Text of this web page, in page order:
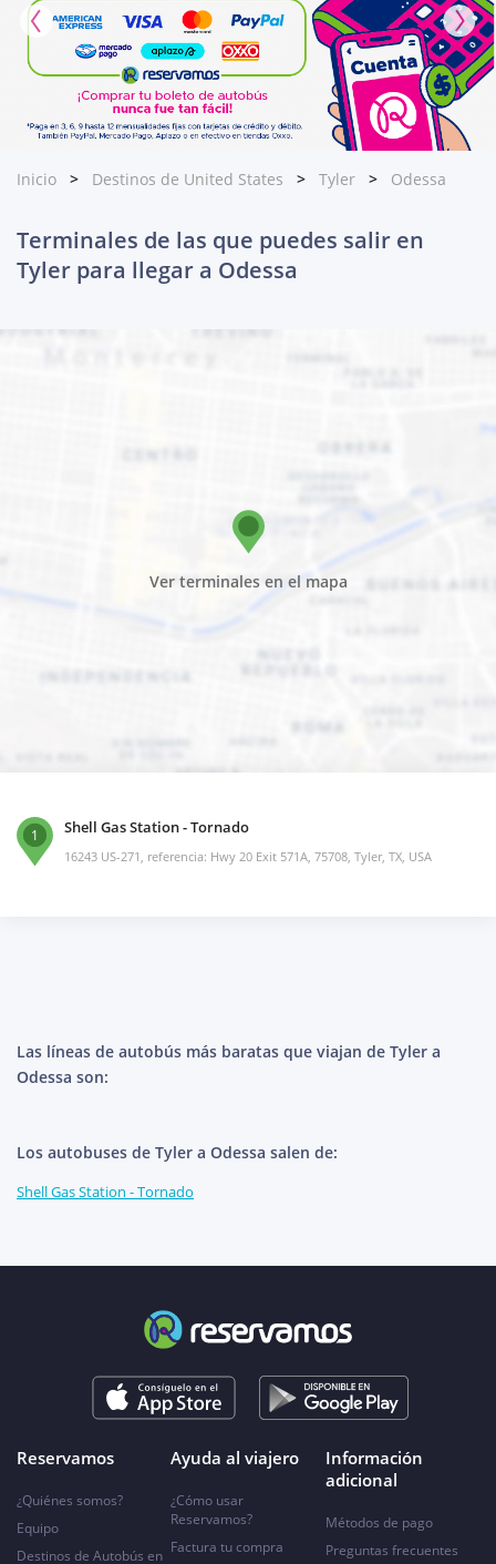
Inicio Destinos de United States Tyler Odessa
Terminales de las que puedes salir en
Tyler para llegar a Odessa
Ver terminales en el mapa
1 Shell Gas Station - Tornado
16243 US-271, referencia: Hwy 20 Exit 571A, 75708, Tyler, TX, USA
Las líneas de autobús más baratas que viajan de Tyler a
Odessa son:
Los autobuses de Tyler a Odessa salen de:
Shell Gas Station - Tornado
Reservamos
¿Quiénes somos?
Equipo
Destinos de Autobús en
Ayuda al viajero
¿Cómo usar
Reservamos?
Factura tu compra
Información
adicional
Métodos de pago
Preguntas frecuentes